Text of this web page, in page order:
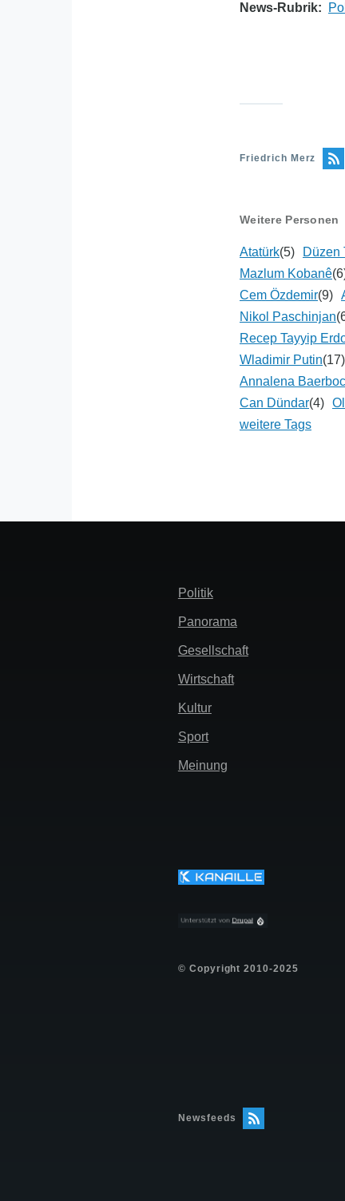
News-Rubrik
Friedrich Merz
Weitere Personen
Atatürk(5) Düzen
Mazlum Kobanê
Cem Özdemir(9)
Nikol Paschinjan
Recep Tayyip
Wladimir Putin(17)
Annalena
Can Dündar(4)
weitere Tags
Header
Menü
Politik
Panorama
Gesellschaft
Wirtschaft
Kultur
Sport
Meinung
© Copyright 2010-2025
Newsfeeds